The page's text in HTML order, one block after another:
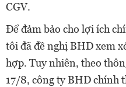
CGV.
Để đảm bảo cho lợi ích
tôi đã đề nghị BHD xem
hợp. Tuy nhiên, theo
17/8, công ty BHD chính